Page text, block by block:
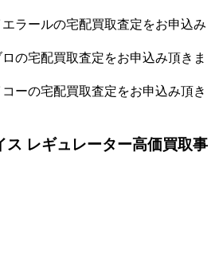
ラールの宅配買取査定をお申込み
の宅配買取査定をお申込み頂きま
ーの宅配買取査定をお申込み頂き
ス レギュレーター高価買取事